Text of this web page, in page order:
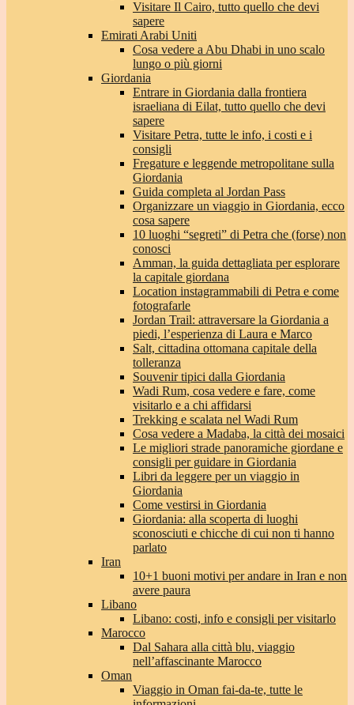
Visitare Il Cairo, tutto quello che devi
sapere
Emirati Arabi Uniti
Cosa vedere a Abu Dhabi in uno scalo
lungo o più giorni
Giordania
Entrare in Giordania dalla frontiera
israeliana di Eilat, tutto quello che devi
sapere
Visitare Petra, tutte le info, i costi e i
consigli
Fregature e leggende metropolitane sulla
Giordania
Guida completa al Jordan Pass
Organizzare un viaggio in Giordania, ecco
cosa sapere
10 luoghi “segreti” di Petra che (forse) non
conosci
Amman, la guida dettagliata per esplorare
la capitale giordana
Location instagrammabili di Petra e come
fotografarle
Jordan Trail: attraversare la Giordania a
piedi, l’esperienza di Laura e Marco
Salt, cittadina ottomana capitale della
tolleranza
Souvenir tipici dalla Giordania
Wadi Rum, cosa vedere e fare, come
visitarlo e a chi affidarsi
Trekking e scalata nel Wadi Rum
Cosa vedere a Madaba, la città dei mosaici
Le migliori strade panoramiche giordane e
consigli per guidare in Giordania
Libri da leggere per un viaggio in
Giordania
Come vestirsi in Giordania
Giordania: alla scoperta di luoghi
sconosciuti e chicche di cui non ti hanno
parlato
Iran
10+1 buoni motivi per andare in Iran e non
avere paura
Libano
Libano: costi, info e consigli per visitarlo
Marocco
Dal Sahara alla città blu, viaggio
nell’affascinante Marocco
Oman
Viaggio in Oman fai-da-te, tutte le